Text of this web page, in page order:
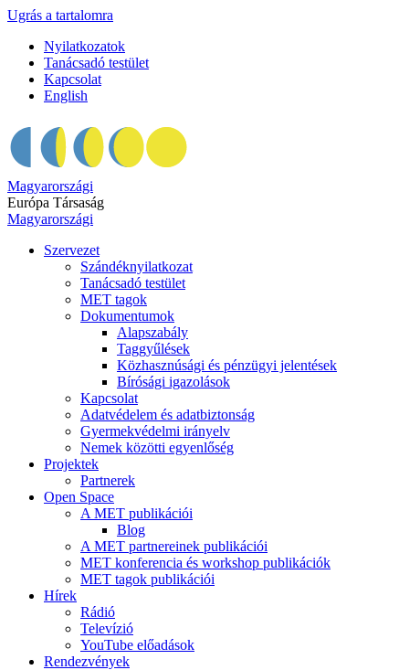
Ugrás a tartalomra
Nyilatkozatok
Tanácsadó testület
Kapcsolat
English
Magyarországi
Európa Társaság
Magyarországi
Szervezet
Szándéknyilatkozat
Tanácsadó testület
MET tagok
Dokumentumok
Alapszabály
Taggyűlések
Közhasznúsági és pénzügyi jelentések
Bírósági igazolások
Kapcsolat
Adatvédelem és adatbiztonság
Gyermekvédelmi irányelv
Nemek közötti egyenlőség
Projektek
Partnerek
Open Space
A MET publikációi
Blog
A MET partnereinek publikációi
MET konferencia és workshop publikációk
MET tagok publikációi
Hírek
Rádió
Televízió
YouTube előadások
Rendezvények